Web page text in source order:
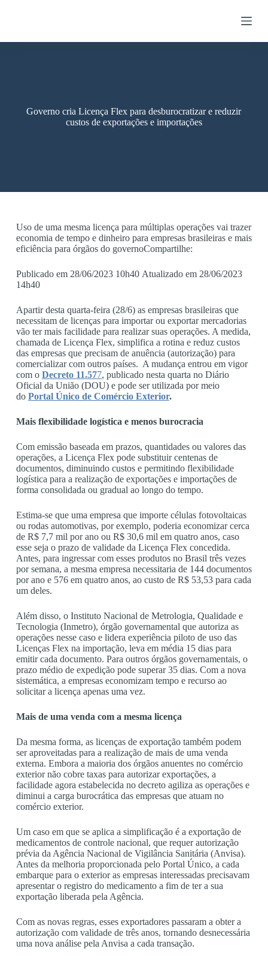
p
Governo cria Licença Flex para desburocratizar e reduzir
custos de exportações e importações
Uso de uma mesma licença para múltiplas operações vai trazer
economia de tempo e dinheiro para empresas brasileiras e mais
eficiência para órgãos do governoCompartilhe:
Publicado em 28/06/2023 10h40 Atualizado em 28/06/2023
14h40
Apartir desta quarta-feira (28/6) as empresas brasileiras que
necessitam de licenças para importar ou exportar mercadorias
vão ter mais facilidade para realizar suas operações. A medida,
chamada de Licença Flex, simplifica a rotina e reduz custos
das empresas que precisam de anuência (autorização) para
comercializar com outros países. A mudança entrou em vigor
com o Decreto 11.577, publicado nesta quarta no Diário
Oficial da União (DOU) e pode ser utilizada por meio
do Portal Único de Comércio Exterior.
Mais flexibilidade logística e menos burocracia
Com emissão baseada em prazos, quantidades ou valores das
operações, a Licença Flex pode substituir centenas de
documentos, diminuindo custos e permitindo flexibilidade
logística para a realização de exportações e importações de
forma consolidada ou gradual ao longo do tempo.
Estima-se que uma empresa que importe células fotovoltaicas
ou rodas automotivas, por exemplo, poderia economizar cerca
de R$ 7,7 mil por ano ou R$ 30,6 mil em quatro anos, caso
esse seja o prazo de validade da Licença Flex concedida.
Antes, para ingressar com esses produtos no Brasil três vezes
por semana, a mesma empresa necessitaria de 144 documentos
por ano e 576 em quatro anos, ao custo de R$ 53,53 para cada
um deles.
Além disso, o Instituto Nacional de Metrologia, Qualidade e
Tecnologia (Inmetro), órgão governamental que autoriza as
operações nesse caso e lidera experiência piloto de uso das
Licenças Flex na importação, leva em média 15 dias para
emitir cada documento. Para outros órgãos governamentais, o
prazo médio de expedição pode superar 35 dias. Com a nova
sistemática, a empresas economizam tempo e recurso ao
solicitar a licença apenas uma vez.
Mais de uma venda com a mesma licença
Da mesma forma, as licenças de exportação também podem
ser aproveitadas para a realização de mais de uma venda
externa. Embora a maioria dos órgãos anuentes no comércio
exterior não cobre taxas para autorizar exportações, a
facilidade agora estabelecida no decreto agiliza as operações e
diminui a carga burocrática das empresas que atuam no
comércio exterior.
Um caso em que se aplica a simplificação é a exportação de
medicamentos de controle nacional, que requer autorização
prévia da Agência Nacional de Vigilância Sanitária (Anvisa).
Antes da melhoria proporcionada pelo Portal Único, a cada
embarque para o exterior as empresas interessadas precisavam
apresentar o registro do medicamento a fim de ter a sua
exportação liberada pela Agência.
Com as novas regras, esses exportadores passaram a obter a
autorização com validade de três anos, tornando desnecessária
uma nova análise pela Anvisa a cada transação.